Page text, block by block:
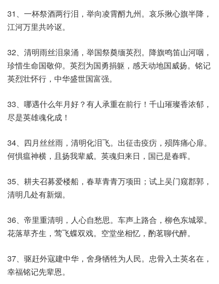
31、一杯祭酒两行泪，举向凌霄酹九州。哀乐揪心旗半降，
江河万里共吟讴。
32、清明雨丝泪泉涌，举国祭奠缅英烈。降旗鸣笛山河咽，
珍惜生命国敬仰。英烈为国勇捐躯，感天动地国威扬。铭记
英烈壮怀行，中华盛世国富强。
33、哪遇什么年月好？有人承重在前行！千山璀璨香浓郁，
尽是英雄魂化成！
34、四月丝丝雨，清明化泪飞。出征击疫疠，殒阵痛心扉。
何惧瘟神横，且扬我辈威。英魂归来日，国已是春晖。
35、耕夫召募爱楼船，春草青青万项田；试上吴门窥郡郭，
清明几处有新烟。
36、帝里重清明，人心自愁思。车声上路合，柳色东城翠。
花落草齐生，莺飞蝶双戏。空堂坐相忆，酌茗聊代醉。
37、驱赶外寇建中华，舍身牺牲为人民。忠骨入土英名在，
幸福铭记先辈恩。